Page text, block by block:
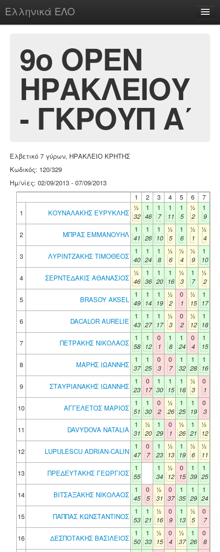
Ελληνικά ΕΛΟ
chesstu.be @ discord
Login
9ο ΟΡΕΝ
ΗΡΑΚΛΕΙΟΥ
- ΓΚΡΟΥΠ Α΄
Ελβετικό 7 γύρων, ΗΡΑΚΛΕΙΟ ΚΡΗΤΗΣ
Κωδικός: 120/329
Ημ/νίες: 02/09/2013 - 07/09/2013
1
2 3 4 5 6
7
1
ΚΟΥΝΑΛΑΚΗΣ ΕΥΡΥΚΛΗΣ
½
32
1
46
1
7
1
11
1
5
½
2
1
9
2
ΜΠΡΑΣ ΕΜΜΑΝΟΥΗΛ
1
41
1
26
1
10
½
5
1
6
½
1
½
4
3
ΛΥΡΙΝΤΖΑΚΗΣ ΤΙΜΟΘΕΟΣ
1
40
1
24
1
8
½
6
½
4
½
9
1
10
4
ΣΕΡΝΤΕΔΑΚΙΣ ΑΘΑΝΑΣΙΟΣ
½
46
1
36
1
20
1
16
½
3
1
7
½
2
5
BRASOY AKSEL
1
49
1
14
1
19
½
2
0
1
½
15
1
17
6
DACALOR AURELIE
1
43
1
27
1
17
½
3
0
2
½
12
1
18
7
ΠΕΤΡΑΚΗΣ ΝΙΚΟΛΑΟΣ
1
58
1
12
0
1
1
8
1
24
0
4
1
15
8
ΜΑΡΗΣ ΙΩΑΝΝΗΣ
1
37
1
25
0
3
0
7
1
32
1
28
1
16
9
ΣΤΑΥΡΙΑΝΑΚΗΣ ΙΩΑΝΝΗΣ
1
23
0
17
1
30
1
15
1
18
½
3
0
1
10
ΑΓΓΕΛΕΤΟΣ ΜΑΡΙΟΣ
1
51
1
30
0
2
½
26
1
25
1
19
0
3
11
DAVYDOVA NATALIA
1
31
½
20
1
29
0
1
½
26
1
21
½
12
12
LUPULESCU ADRIAN-CALIN
1
47
0
7
1
23
½
13
1
19
½
6
½
11
13
ΠΡΕΔΕΥΤΑΚΗΣ ΓΕΩΡΓΙΟΣ
1
55
1
34
½
12
0
15
1
39
1
25
14
ΒΙΤΣΑΞΑΚΗΣ ΝΙΚΟΛΑΟΣ
1
45
0
5
½
31
0
37
1
35
1
29
1
24
15
ΠΑΠΠΑΣ ΚΩΝΣΤΑΝΤΙΝΟΣ
1
53
1
21
½
16
0
9
1
13
½
5
0
7
16
ΔΕΣΠΟΤΑΚΗΣ ΒΑΣΙΛΕΙΟΣ
1
50
1
33
½
15
0
4
½
37
1
26
0
8